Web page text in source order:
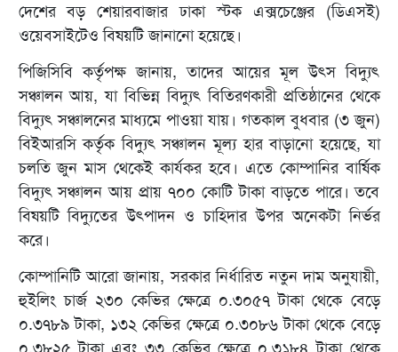
দেশের বড় শেয়ারবাজার ঢাকা স্টক এক্সচেঞ্জের (ডিএসই)
ওয়েবসাইটেও বিষয়টি জানানো হয়েছে।
পিজিসিবি কর্তৃপক্ষ জানায়, তাদের আয়ের মূল উৎস বিদ্যুৎ
সঞ্চালন আয়, যা বিভিন্ন বিদ্যুৎ বিতিরণকারী প্রতিষ্ঠানের থেকে
বিদ্যুৎ সঞ্চালনের মাধ্যমে পাওয়া যায়। গতকাল বুধবার (৩ জুন)
বিইআরসি কর্তৃক বিদ্যুৎ সঞ্চালন মূল্য হার বাড়ানো হয়েছে, যা
চলতি জুন মাস থেকেই কার্যকর হবে। এতে কোম্পানির বার্ষিক
বিদ্যুৎ সঞ্চালন আয় প্রায় ৭০০ কোটি টাকা বাড়তে পারে। তবে
বিষয়টি বিদ্যুতের উৎপাদন ও চাহিদার উপর অনেকটা নির্ভর
করে।
কোম্পানিটি আরো জানায়, সরকার নির্ধারিত নতুন দাম অনুযায়ী,
হুইলিং চার্জ ২৩০ কেভির ক্ষেত্রে ০.৩০৫৭ টাকা থেকে বেড়ে
০.৩৭৮৯ টাকা, ১৩২ কেভির ক্ষেত্রে ০.৩০৮৬ টাকা থেকে বেড়ে